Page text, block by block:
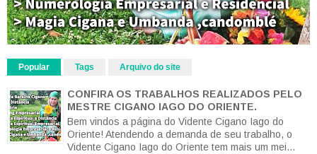
Popular Tags Arquivo do site
CONFIRA OS TRABALHOS REALIZADOS PELO
MESTRE CIGANO IAGO DO ORIENTE.
Bem vindos a página do Vidente Cigano Iago do
Oriente! Atendendo a demanda de seu trabalho, o
Vidente Cigano Iago do Oriente tem mais um mei...